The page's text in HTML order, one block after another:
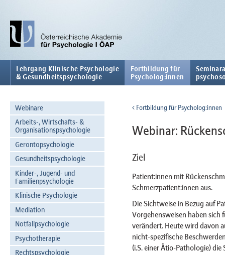
Lehrgang Klinische Psychologie
& Gesundheitspsychologie
Fortbildung für
Psycholog:innen
Webinare
Arbeits-, Wirtschafts- &
Organisationspsychologie
Gerontopsychologie
Gesundheitspsychologie
Kinder-, Jugend- und
Familienpsychologie
Klinische Psychologie
Mediation
Notfallpsychologie
Psychotherapie
Rechtspsychologie
Fortbildung für Psycholog:innen
Webinar:
Ziel
Patient:innen mit
Schmerzpatient:innen aus.
Die Sichtweise in Bezug auf
Vorgehensweisen haben sich
verändert. Heute wird davon
nicht-spezifische
(i.S. einer Ätio-Pathologie)